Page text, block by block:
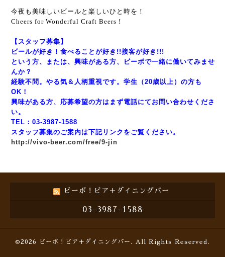
今夜も美味しいビールと楽しいひと時を！
Cheers for Wonderful Craft Beers！
【スタッフ募集】
ビールが好き！食べることが好き!!接客が好き!!!
という方、または、興味がある方、ビーボで一緒に働いてみませ
んか？
経験不問。やる気＆人柄重視です。学生（20歳以上）の方も
OK！
興味がある方、応募希望の方はまず電話にてお問い合わせくださ
い。
TEL：03-3987-1588
スタッフ募集のご案内は下記リンクをご覧ください。
http://vivo-beer.com/free/9-jin
ビーボ！ビア＋ダイニングバー
03-3987-1588
©2026 ビーボ！ビア＋ダイニングバー . All Rights Reserved.